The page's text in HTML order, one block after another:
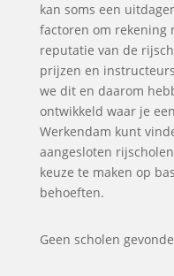
kan soms een
factoren om rekening
reputatie van de
prijzen en
we dit en daarom
ontwikkeld waar je
Werkendam kunt
aangesloten
keuze te maken op
behoeften.
Geen scholen